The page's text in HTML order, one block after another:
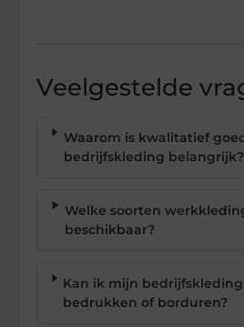
Veelgestelde
Waarom is kwalitatief
bedrijfskleding belangrijk?
Welke soorten
beschikbaar?
Kan ik mijn
bedrukken of borduren?